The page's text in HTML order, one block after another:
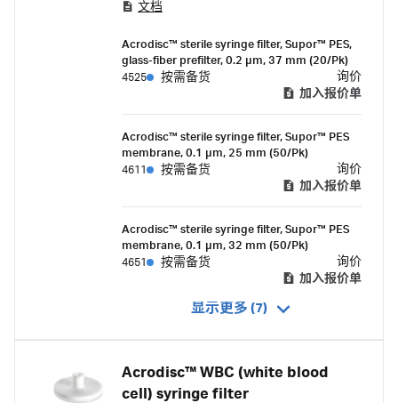
high flow rates and low protein binding.
文档
Acrodisc™ sterile syringe filter, Supor™ PES,
glass-fiber prefilter, 0.2 µm, 37 mm (20/Pk)
4525
按需备货
询价
加入报价单
Acrodisc™ sterile syringe filter, Supor™ PES
membrane, 0.1 µm, 25 mm (50/Pk)
4611
按需备货
询价
加入报价单
Acrodisc™ sterile syringe filter, Supor™ PES
membrane, 0.1 µm, 32 mm (50/Pk)
4651
按需备货
询价
加入报价单
显示更多 (7)
Acrodisc™ WBC (white blood
cell) syringe filter